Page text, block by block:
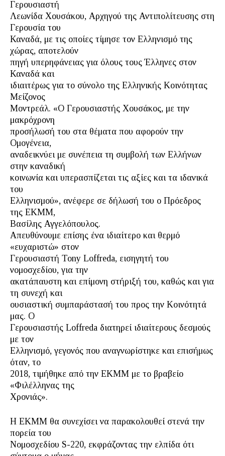
Γερουσιαστή
Λεωνίδα Χουσάκου, Αρχηγού της Αντιπολίτευσης στη
Γερουσία του
Καναδά, με τις οποίες τίμησε τον Ελληνισμό της
χώρας, αποτελούν
πηγή υπερηφάνειας για όλους τους Έλληνες στον
Καναδά και
ιδιαιτέρως για το σύνολο της Ελληνικής Κοινότητας
Μείζονος
Μοντρεάλ. «Ο Γερουσιαστής Χουσάκος, με την
μακρόχρονη
προσήλωσή του στα θέματα που αφορούν την
Ομογένεια,
αναδεικνύει με συνέπεια τη συμβολή των Ελλήνων
στην καναδική
κοινωνία και υπερασπίζεται τις αξίες και τα ιδανικά
του
Ελληνισμού», ανέφερε σε δήλωσή του ο Πρόεδρος
της ΕΚΜΜ,
Βασίλης Αγγελόπουλος.
Απευθύνουμε επίσης ένα ιδιαίτερο και θερμό
«ευχαριστώ» στον
Γερουσιαστή Tony Loffreda, εισηγητή του
νομοσχεδίου, για την
ακατάπαυστη και επίμονη στήριξή του, καθώς και για
τη συνεχή και
ουσιαστική συμπαράστασή του προς την Κοινότητά
μας. Ο
Γερουσιαστής Loffreda διατηρεί ιδιαίτερους δεσμούς
με τον
Ελληνισμό, γεγονός που αναγνωρίστηκε και επισήμως
όταν, το
2018, τιμήθηκε από την ΕΚΜΜ με το βραβείο
«Φιλέλληνας της
Χρονιάς».
Η ΕΚΜΜ θα συνεχίσει να παρακολουθεί στενά την
πορεία του
Νομοσχεδίου S-220, εκφράζοντας την ελπίδα ότι